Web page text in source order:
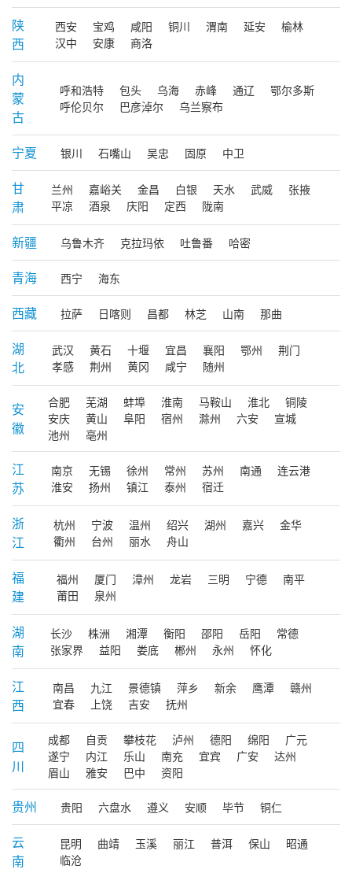
陕
西
西安 宝鸡 咸阳 铜川 渭南 延安
榆林
汉中
安康 商洛
内
蒙
古
呼和浩特 包头 乌海 赤峰 通辽
鄂尔多斯
呼伦贝尔
巴彦淖尔 乌兰察布
宁夏 银川 石嘴山 吴忠 固原 中卫
甘
肃
兰州 嘉峪关 金昌 白银 天水 武威
张掖
平凉
酒泉 庆阳 定西 陇南
新疆 乌鲁木齐 克拉玛依 吐鲁番 哈密
青海 西宁 海东
西藏 拉萨 日喀则 昌都 林芝 山南 那曲
湖
北
武汉 黄石 十堰 宜昌 襄阳 鄂州
荆门
孝感
荆州 黄冈 咸宁 随州
安
徽
合肥 芜湖 蚌埠 淮南 马鞍山 淮北
铜陵
安庆
黄山 阜阳 宿州 滁州 六安
宣城
池州
亳州
江
苏
南京 无锡 徐州 常州 苏州 南通
连云港
淮安
扬州 镇江 泰州 宿迁
浙
江
杭州 宁波 温州 绍兴 湖州 嘉兴
金华
衢州
台州 丽水 舟山
福
建
福州 厦门 漳州 龙岩 三明 宁德
南平
莆田
泉州
湖
南
长沙 株洲 湘潭 衡阳 邵阳 岳阳
常德
张家界
益阳 娄底 郴州 永州 怀化
江
西
南昌 九江 景德镇 萍乡 新余 鹰潭
赣州
宜春
上饶 吉安 抚州
四
川
成都 自贡 攀枝花 泸州 德阳 绵阳
广元
遂宁
内江 乐山 南充 宜宾 广安
达州
眉山
雅安 巴中 资阳
贵州 贵阳 六盘水 遵义 安顺 毕节 铜仁
云
南
昆明 曲靖 玉溪 丽江 普洱 保山
昭通
临沧